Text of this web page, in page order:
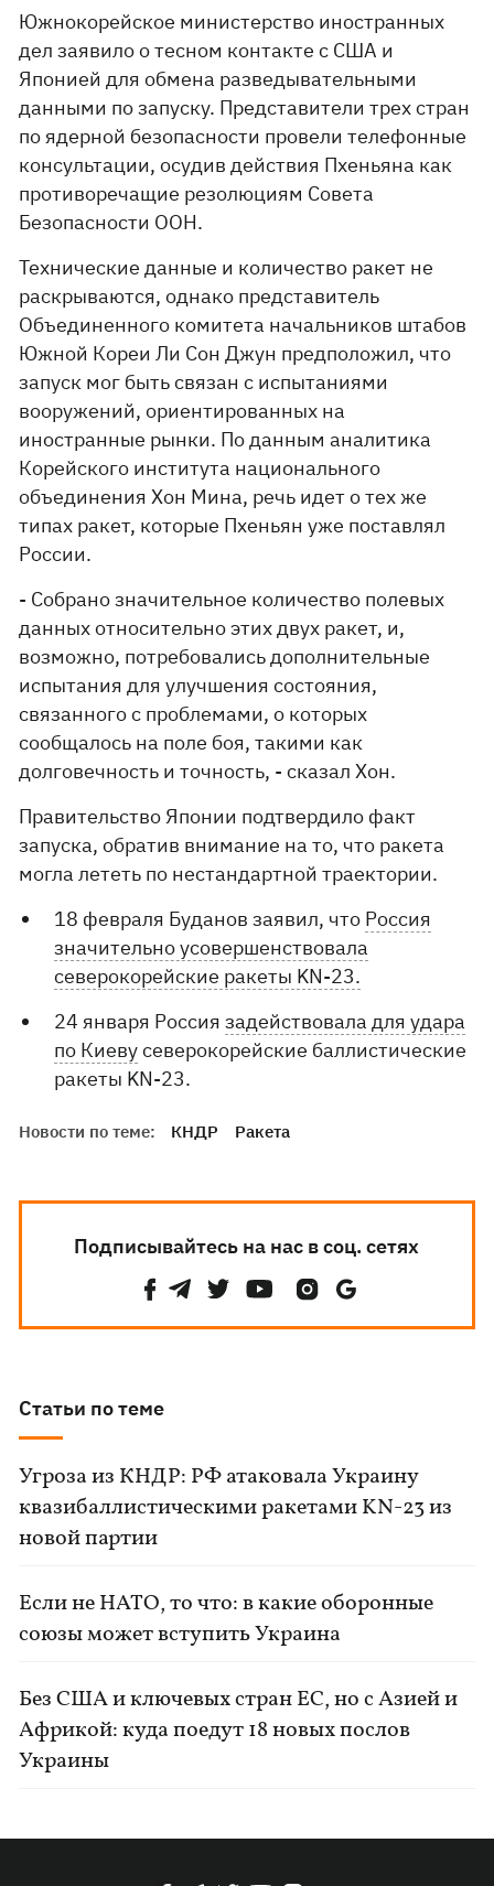
Южнокорейское министерство иностранных
дел заявило о тесном контакте с США и
Японией для обмена разведывательными
данными по запуску. Представители трех стран
по ядерной безопасности провели телефонные
консультации, осудив действия Пхеньяна как
противоречащие резолюциям Совета
Безопасности ООН.
Технические данные и количество ракет не
раскрываются, однако представитель
Объединенного комитета начальников штабов
Южной Кореи Ли Сон Джун предположил, что
запуск мог быть связан с испытаниями
вооружений, ориентированных на
иностранные рынки. По данным аналитика
Корейского института национального
объединения Хон Мина, речь идет о тех же
типах ракет, которые Пхеньян уже поставлял
России.
- Собрано значительное количество полевых
данных относительно этих двух ракет, и,
возможно, потребовались дополнительные
испытания для улучшения состояния,
связанного с проблемами, о которых
сообщалось на поле боя, такими как
долговечность и точность, - сказал Хон.
Правительство Японии подтвердило факт
запуска, обратив внимание на то, что ракета
могла лететь по нестандартной траектории.
18 февраля Буданов заявил, что Россия
значительно усовершенствовала
северокорейские ракеты KN-23.
24 января Россиязадействовала для удара
по Киевусеверокорейские баллистические
ракеты KN-23.
Новости по теме: КНДР Ракета
Подписывайтесь на нас в соц. сетях
Статьи по теме
Угроза из КНДР: РФ атаковала Украину
квазибаллистическими ракетами KN-23 из
новой партии
Если не НАТО, то что: в какие оборонные
союзы может вступить Украина
Без США и ключевых стран ЕС, но с Азией и
Африкой: куда поедут 18 новых послов
Украины